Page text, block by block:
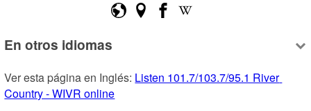
En otros idiomas
Ver esta página en Inglés: Listen 101.7/103.7/95.1 River
Country - WIVR online